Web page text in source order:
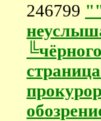
246799